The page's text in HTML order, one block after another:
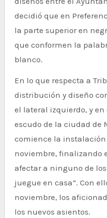
decidió que en
la parte superior en
que conformen la
blanco.
En lo que respecta a
distribución y diseño
el lateral izquierdo, y
escudo de la ciudad de
comience la instalación
noviembre, finalizando
afectar a ninguno de
juegue en casa”. Con
noviembre, los
los nuevos asientos.